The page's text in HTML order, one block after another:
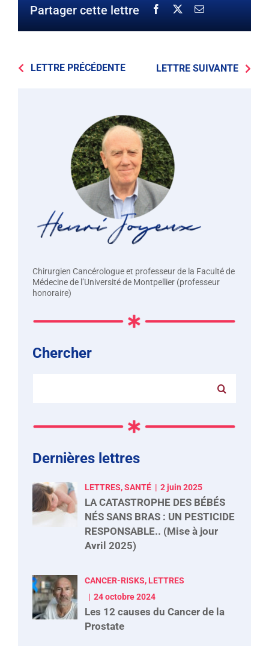
Partager cette lettre
LETTRE PRÉCÉDENTE LETTRE SUIVANTE
Chirurgien Cancérologue et professeur de la Faculté de
Médecine de l’Université de Montpellier (professeur
honoraire)
Chercher
Dernières lettres
LETTRES, SANTÉ 2 juin 2025
LA CATASTROPHE DES BÉBÉS
NÉS SANS BRAS : UN PESTICIDE
RESPONSABLE.. (Mise à jour
Avril 2025)
CANCER-RISKS, LETTRES
24 octobre 2024
Les 12 causes du Cancer de la
Prostate